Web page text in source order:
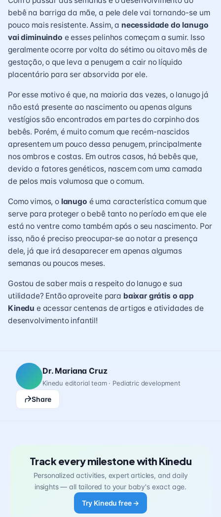
bebêna barriga da mãe, a pele dele vai tornando-se um
pouco mais resistente. Assim, a necessidade do lanugo
vai diminuindo e esses pelinhos começam a sumir. Isso
geralmente ocorre por volta do sétimo ou oitavo mês de
gestação, o que leva a penugem a cair no líquido
placentário para ser absorvida por ele.
Por esse motivo é que, na maioria das vezes, o lanugo já
não está presente ao nascimento ou apenas alguns
vestígios são encontrados em partes do corpinho dos
bebês. Porém, é muito comum que recém-nascidos
apresentem um pouco dessa penugem, principalmente
nos ombros e costas. Em outros casos, há bebês que,
devido a fatores genéticos, nascem com uma camada
de pelos mais volumosa que o comum.
Como vimos, o lanugo é uma característica comum que
serve para proteger o bebê tanto no período em que ele
está no ventre como também após o seu nascimento. Por
isso, não é preciso preocupar-se ao notar a presença
dele, já que irá desaparecer em apenas algumas
semanas ou poucos meses.
Gostou de saber mais a respeito do lanugo e sua
utilidade? Então aproveite para baixar grátis o app
Kinedu e acessar centenas de artigos e atividades de
desenvolvimento infantil!
Dr. Mariana Cruz
Kinedu editorial team · Pediatric development
Share
Track every milestone with Kinedu
Personalized activities, expert articles, and daily
insights — all tailored to your baby's exact age.
Try Kinedu free →